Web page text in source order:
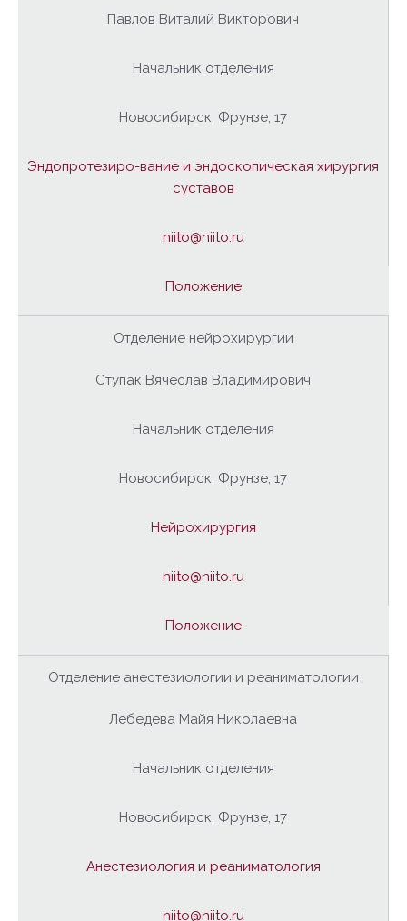
Павлов Виталий Викторович
Начальник отделения
Новосибирск, Фрунзе, 17
Эндопротезиро-вание и эндоскопическая хирургия
суставов
niito@niito.ru
Положение
Отделение нейрохирургии
Ступак Вячеслав Владимирович
Начальник отделения
Новосибирск, Фрунзе, 17
Нейрохирургия
niito@niito.ru
Положение
Отделение анестезиологии и реаниматологии
Лебедева Майя Николаевна
Начальник отделения
Новосибирск, Фрунзе, 17
Анестезиология и реаниматология
niito@niito.ru